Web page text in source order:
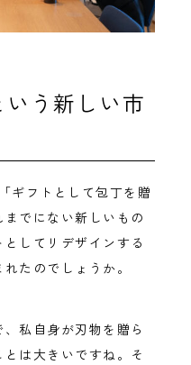
う新しい市
ギフトとして包丁を贈
でにない新しいもの
してリデザインする
たのでしょうか。
私自身が刃物を贈ら
は大きいですね。そ